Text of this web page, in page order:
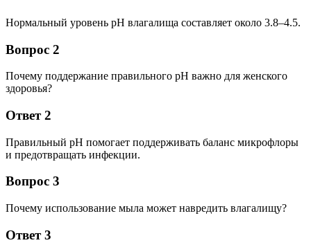
Нормальный уровень pH влагалища составляет около 3.8–4.5.
Вопрос 2
Почему поддержание правильного pH важно для женского
здоровья?
Ответ 2
Правильный pH помогает поддерживать баланс микрофлоры
и предотвращать инфекции.
Вопрос 3
Почему использование мыла может навредить влагалищу?
Ответ 3